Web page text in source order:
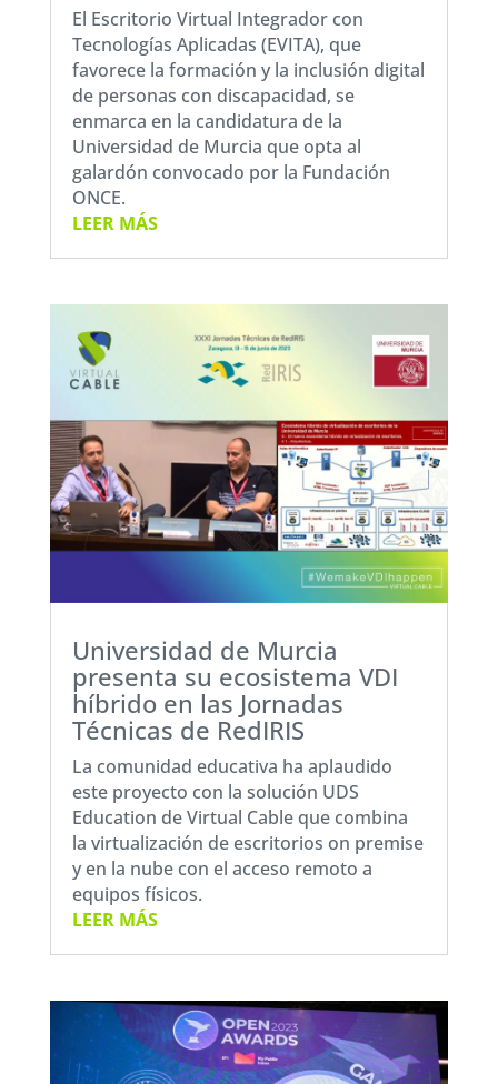
El Escritorio Virtual Integrador con
Tecnologías Aplicadas (EVITA), que
favorece la formación y la inclusión digital
de personas con discapacidad, se
enmarca en la candidatura de la
Universidad de Murcia que opta al
galardón convocado por la Fundación
ONCE.
LEER MÁS
Universidad de Murcia
presenta su ecosistema VDI
híbrido en las Jornadas
Técnicas de RedIRIS
La comunidad educativa ha aplaudido
este proyecto con la solución UDS
Education de Virtual Cable que combina
la virtualización de escritorios on premise
y en la nube con el acceso remoto a
equipos físicos.
LEER MÁS